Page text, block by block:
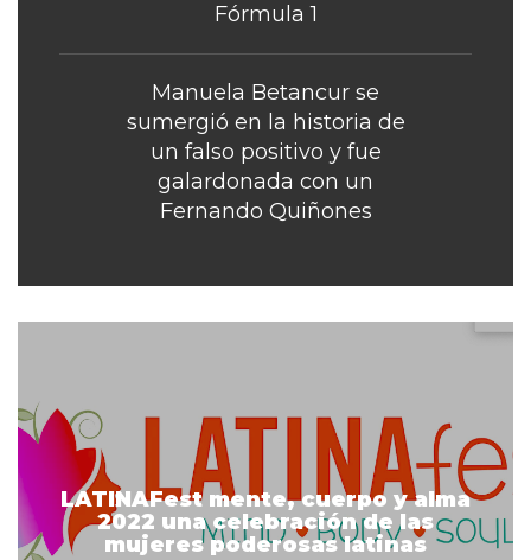
Fórmula 1
Manuela Betancur se
sumergió en la historia de
un falso positivo y fue
galardonada con un
Fernando Quiñones
LATINAFest mente, cuerpo y alma
2022 una celebración de las
mujeres poderosas latinas